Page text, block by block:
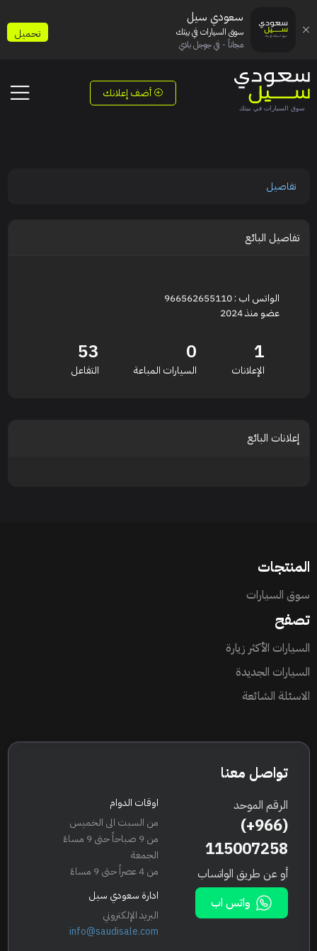
أضف إعلانك
تفاصيل
تفاصيل البائع
الواتس اب : 966562655110
عضو منذ 2024
1
الإعلانات
0
السيارات المباعة
53
التفاعل
إعلانات البائع
المنتجات
سوق السيارات
تصفح
السيارات الأكثر زيارة
السيارات الجديدة
الاسئلة الشائعة
تواصل معنا
الرقم الموحد
(+966)
115007258
أو عن طريق الواتساب
واتس اب
اوقات الدوام
من السبت الى الخميس
من 9 صباحاً حتى 9 مساءً
الجمعة
من 4 عصراً حتى 9 مساءً
ادارة سعودي سيل
البريد الإلكتروني
info@saudisale.com
سعودي سيل
سوق السيارات في بيتك
مجاناً - في جوجل بلاي
تحميل